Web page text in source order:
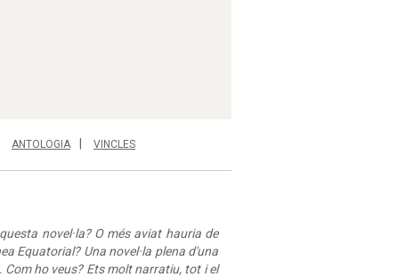
ANTOLOGIA VINCLES
novel·la? O més aviat hauria de
Equatorial? Una novel·la plena d'una
ho veus? Ets molt narratiu, tot i el